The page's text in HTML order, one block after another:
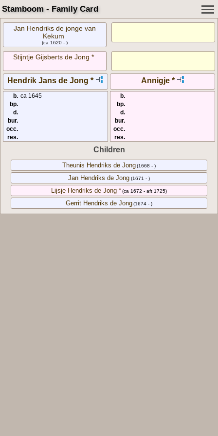
Stamboom - Family Card
Jan Hendriks de jonge van
Kekum
(ca 1620 - )
Stijntje Gijsberts de Jong *
Hendrik Jans de Jong * Annigje *
b. ca 1645
bp.
d.
bur.
occ.
res.
b.
bp.
d.
bur.
occ.
res.
Children
Theunis Hendriks de Jong(1668 - )
Jan Hendriks de Jong (1671 - )
Lijsje Hendriks de Jong *(ca 1672 - aft 1725)
Gerrit Hendriks de Jong(1674 - )